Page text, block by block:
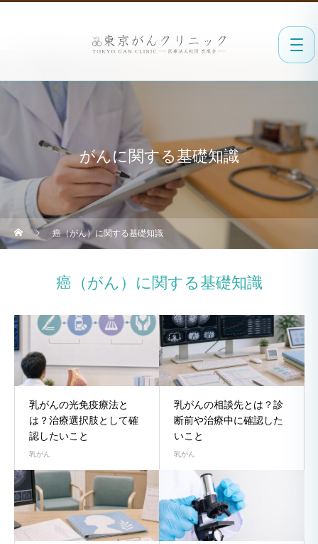
がんに関する基礎知識
癌（がん）に関する基礎知識
癌（がん）に関する基礎知識
乳がんの光免疫療法と
は？治療選択肢として確
認したいこと
乳がん
乳がんの相談先とは？診
断前や治療中に確認した
いこと
乳がん